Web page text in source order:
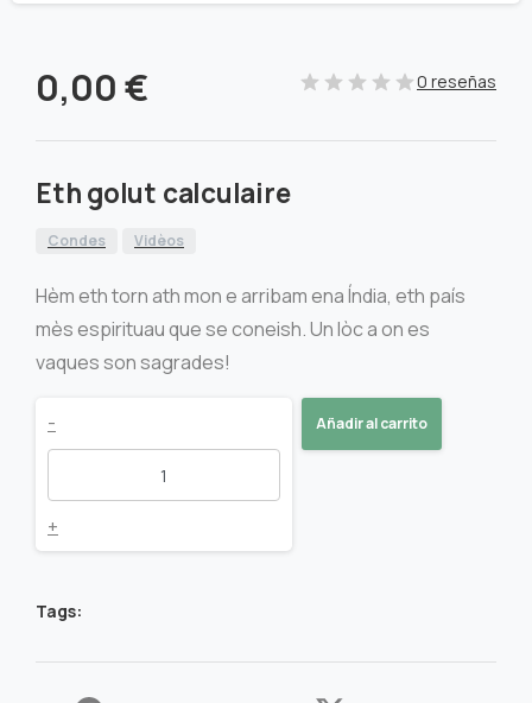
0,00€ 0 reseñas
Eth golut calculaire
Condes Vidèos
Hèm eth torn ath mon e arribam ena Índia, eth país
mès espirituau que se coneish. Un lòc a on es
vaques son sagrades!
Eth
calculaire
-
+
Añadir al carrito
Tags: